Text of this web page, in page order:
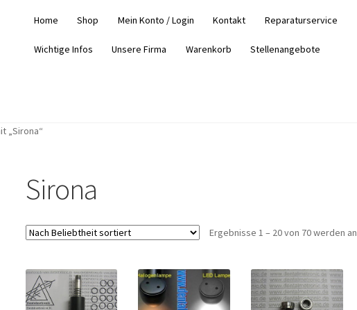
Home Shop Mein Konto / Login Kontakt Reparaturservice
Wichtige Infos Unsere Firma Warenkorb Stellenangebote
„Sirona“
Sirona
Ergebnisse 1 – 20 von 70 werden